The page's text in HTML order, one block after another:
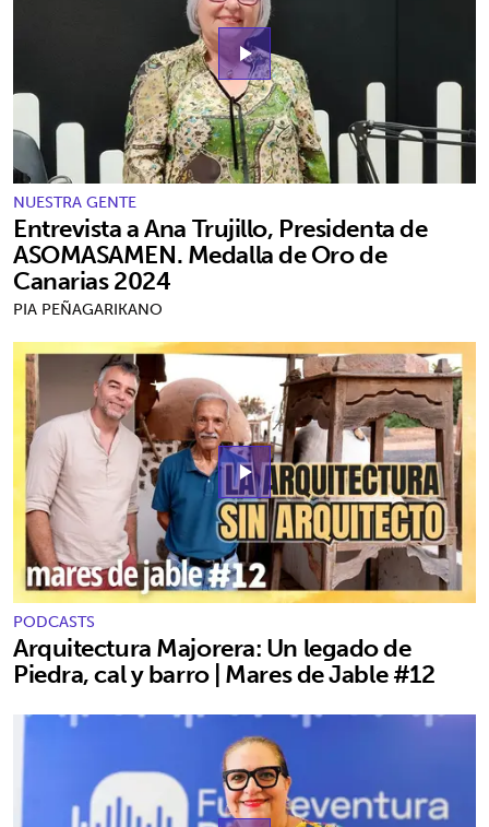
play_arrow
NUESTRA GENTE
Entrevista a Ana Trujillo, Presidenta de
ASOMASAMEN. Medalla de Oro de
Canarias 2024
PIA PEÑAGARIKANO
play_arrow
PODCASTS
Arquitectura Majorera: Un legado de
Piedra, cal y barro | Mares de Jable #12